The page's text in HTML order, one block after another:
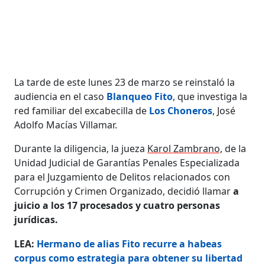
La tarde de este lunes 23 de marzo se reinstaló la
audiencia en el caso Blanqueo Fito, que investiga la
red familiar del excabecilla de Los Choneros, José
Adolfo Macías Villamar.
Durante la diligencia, la jueza Karol Zambrano, de la
Unidad Judicial de Garantías Penales Especializada
para el Juzgamiento de Delitos relacionados con
Corrupción y Crimen Organizado, decidió llamara
juicio a los 17 procesados y cuatro personas
jurídicas.
LEA: Hermano de alias Fito recurre a habeas
corpus como estrategia para obtener su libertad